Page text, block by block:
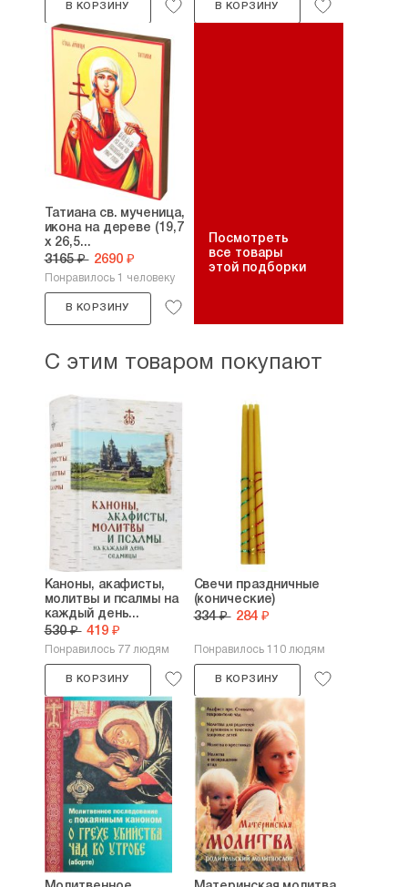
В КОРЗИНУ В КОРЗИНУ
Татиана св. мученица,
икона на дереве (19,7
х 26,5...
3165 ₽ 2690 ₽
Понравилось 1 человеку
В КОРЗИНУ
Посмотреть
все товары
этой подборки
С этим товаром покупают
Каноны, акафисты,
молитвы и псалмы на
каждый день...
530 ₽ 419 ₽
Понравилось 77 людям
В КОРЗИНУ
Свечи праздничные
(конические)
334 ₽ 284 ₽
Понравилось 110 людям
В КОРЗИНУ